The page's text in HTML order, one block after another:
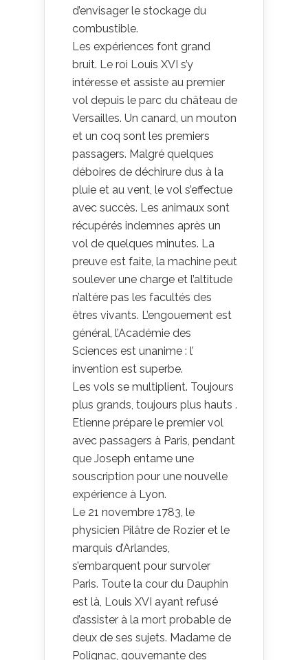
d’envisager le stockage du
combustible.
Les expériences font grand
bruit. Le roi Louis XVI s’y
intéresse et assiste au premier
vol depuis le parc du château de
Versailles. Un canard, un mouton
et un coq sont les premiers
passagers. Malgré quelques
déboires de déchirure dus à la
pluie et au vent, le vol s’effectue
avec succès. Les animaux sont
récupérés indemnes après un
vol de quelques minutes. La
preuve est faite, la machine peut
soulever une charge et l’altitude
n’altère pas les facultés des
êtres vivants. L’engouement est
général, l’Académie des
Sciences est unanime : l’
invention est superbe.
Les vols se multiplient. Toujours
plus grands, toujours plus hauts .
Etienne prépare le premier vol
avec passagers à Paris, pendant
que Joseph entame une
souscription pour une nouvelle
expérience à Lyon.
Le 21 novembre 1783, le
physicien Pilâtre de Rozier et le
marquis d’Arlandes,
s’embarquent pour survoler
Paris. Toute la cour du Dauphin
est là, Louis XVI ayant refusé
d’assister à la mort probable de
deux de ses sujets. Madame de
Polignac, gouvernante des